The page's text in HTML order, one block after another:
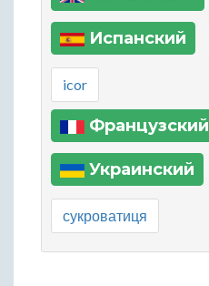
Испанский
icor
Французский
Украинский
сукроватиця